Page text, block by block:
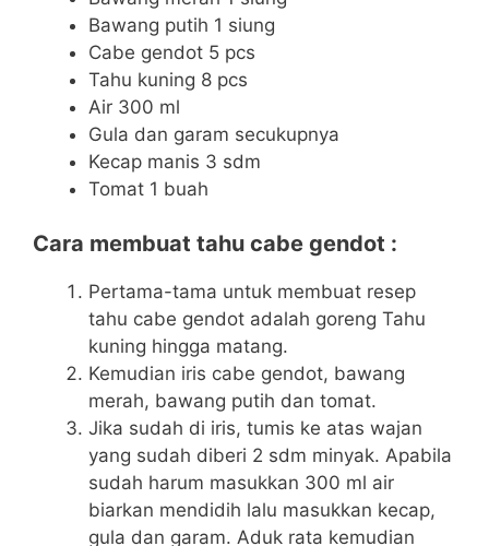
Bawang putih 1 siung
Cabe gendot 5 pcs
Tahu kuning 8 pcs
Air 300 ml
Gula dan garam secukupnya
Kecap manis 3 sdm
Tomat 1 buah
Cara membuat tahu cabe gendot :
Pertama-tama untuk membuat resep
tahu cabe gendot adalah goreng Tahu
kuning hingga matang.
Kemudian iris cabe gendot, bawang
merah, bawang putih dan tomat.
Jika sudah di iris, tumis ke atas wajan
yang sudah diberi 2 sdm minyak. Apabila
sudah harum masukkan 300 ml air
biarkan mendidih lalu masukkan kecap,
gula dan garam. Aduk rata kemudian